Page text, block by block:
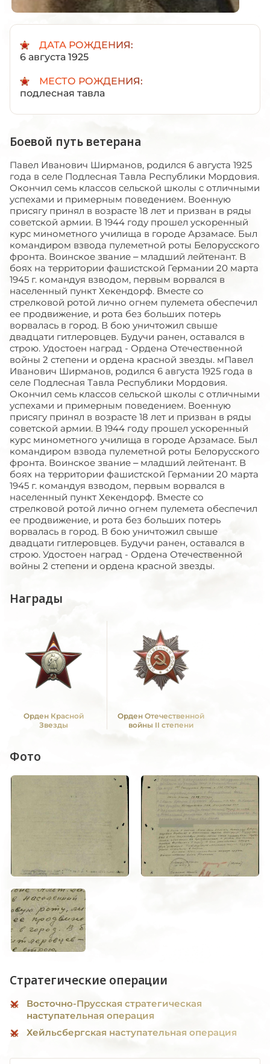
ДАТА РОЖДЕНИЯ:
6 августа 1925
МЕСТО РОЖДЕНИЯ:
подлесная тавла
Боевой путь ветерана
Павел Иванович Ширманов, родился 6 августа 1925
года в селе Подлесная Тавла Республики Мордовия.
Окончил семь классов сельской школы с отличными
успехами и примерным поведением. Военную
присягу принял в возрасте 18 лет и призван в ряды
советской армии. В 1944 году прошел ускоренный
курс минометного училища в городе Арзамасе. Был
командиром взвода пулеметной роты Белорусского
фронта. Воинское звание – младший лейтенант. В
боях на территории фашистской Германии 20 марта
1945 г. командуя взводом, первым ворвался в
населенный пункт Хекендорф. Вместе со
стрелковой ротой лично огнем пулемета обеспечил
ее продвижение, и рота без больших потерь
ворвалась в город. В бою уничтожил свыше
двадцати гитлеровцев. Будучи ранен, оставался в
строю. Удостоен наград - Ордена Отечественной
войны 2 степени и ордена красной звезды. мПавел
Иванович Ширманов, родился 6 августа 1925 года в
селе Подлесная Тавла Республики Мордовия.
Окончил семь классов сельской школы с отличными
успехами и примерным поведением. Военную
присягу принял в возрасте 18 лет и призван в ряды
советской армии. В 1944 году прошел ускоренный
курс минометного училища в городе Арзамасе. Был
командиром взвода пулеметной роты Белорусского
фронта. Воинское звание – младший лейтенант. В
боях на территории фашистской Германии 20 марта
1945 г. командуя взводом, первым ворвался в
населенный пункт Хекендорф. Вместе со
стрелковой ротой лично огнем пулемета обеспечил
ее продвижение, и рота без больших потерь
ворвалась в город. В бою уничтожил свыше
двадцати гитлеровцев. Будучи ранен, оставался в
строю. Удостоен наград - Ордена Отечественной
войны 2 степени и ордена красной звезды.
Награды
Орден Красной
Звезды
Орден Отечественной
войны II степени
Фото
Стратегические операции
Восточно-Прусская стратегическая
наступательная операция
Хейльсбергская наступательная операция